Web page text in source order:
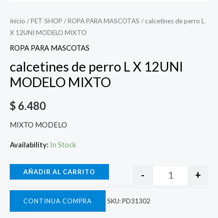
Inicio /PET SHOP /ROPA PARA MASCOTAS / calcetines de perro L
X 12UNI MODELO MIXTO
ROPA PARA MASCOTAS
calcetines de perro L X 12UNI
MODELO MIXTO
$ 6.480
MIXTO MODELO
Availability: In Stock
- +
AÑADIR AL CARRITO
CONTINUA COMPRA SKU:PD31302